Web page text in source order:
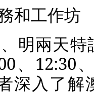
和工作坊
明兩天特
、 12:30
深入了解